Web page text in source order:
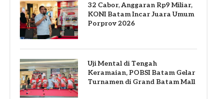
32 Cabor, Anggaran Rp9 Miliar,
KONI Batam Incar Juara Umum
Porprov 2026
Uji Mental di Tengah
Keramaian, POBSI Batam Gelar
Turnamen di Grand Batam Mall